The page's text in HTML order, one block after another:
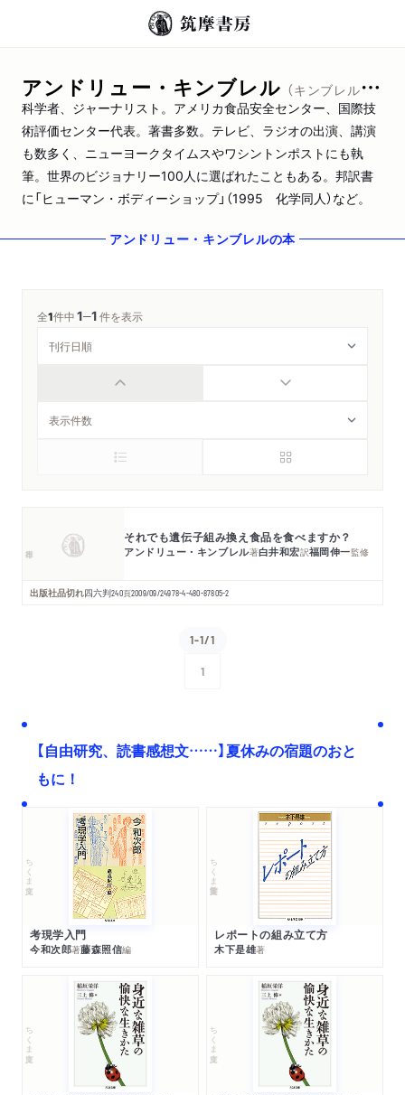
アンドリュー・キンブレル （キンブレル，アンドリュー）
科学者、ジャーナリスト。アメリカ食品安全センター、国際技
術評価センター代表。著書多数。テレビ、ラジオの出演、講演
も数多く、ニューヨークタイムスやワシントンポストにも執
筆。世界のビジョナリー100人に選ばれたこともある。邦訳書
に「ヒューマン・ボディーショップ」（1995 化学同人）など。
アンドリュー・キンブレルの本
全1件中1─1件を表示
それでも遺伝子組み換え食品を食べますか？
アンドリュー・キンブレル著白井和宏訳福岡伸一監修
出版社品切れ四六判240頁2009/09/24978-4-480-87805-2
1-1/1
1
【自由研究、読書感想文……】夏休みの宿題のおと
もに！
ちくま文庫
考現学入門
今和次郎著藤森照信編
ちくま学芸文庫
レポートの組み立て方
木下是雄著
ちくま文庫 ちくま文庫